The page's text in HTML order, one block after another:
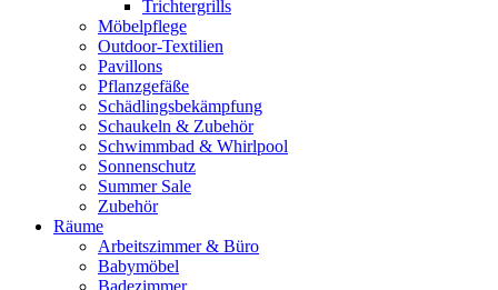
Trichtergrills
Möbelpflege
Outdoor-Textilien
Pavillons
Pflanzgefäße
Schädlingsbekämpfung
Schaukeln & Zubehör
Schwimmbad & Whirlpool
Sonnenschutz
Summer Sale
Zubehör
Räume
Arbeitszimmer & Büro
Babymöbel
Badezimmer